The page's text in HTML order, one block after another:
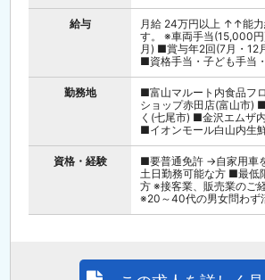
給与
月給 24万円以上 ↑↑能力
す。 ※車両手当(15,000
月) ■賞与年2回(7月・12
■資格手当・子ども手当
勤務地
■富山マルート内食品フ
ショップ赤田店(富山市)
く(七尾市) ■金沢エムザ
■イオンモール白山内生
資格・経験
■要普通免許 →自家用車
土日勤務可能な方 ■最低
方 ※接客業、販売業のご
※20～40代の男女問わず